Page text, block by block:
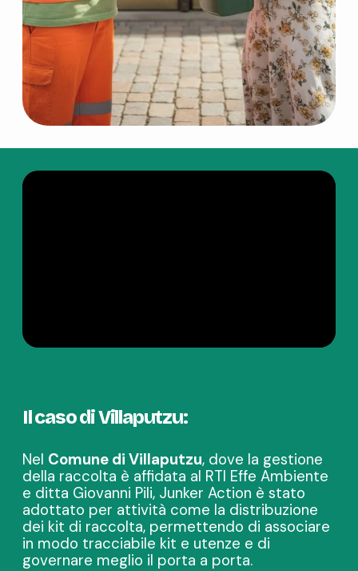
Il caso di Villaputzu:
Nel Comune di Villaputzu, dove la gestione
della raccolta è affidata al RTI Effe Ambiente
e ditta Giovanni Pili, Junker Action è stato
adottato per attività come la distribuzione
dei kit di raccolta, permettendo di associare
in modo tracciabile kit e utenze e di
governare meglio il porta a porta.